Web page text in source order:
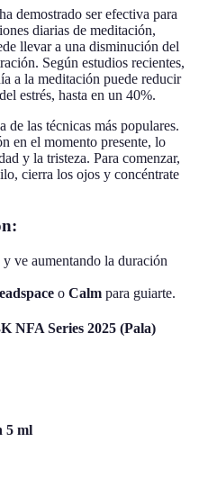
demostrado ser efectiva para
diarias de meditación,
llevar a una disminución del
Según estudios recientes,
a la meditación puede reducir
estrés, hasta en un 40%.
de las técnicas más populares.
en el momento presente, lo
y la tristeza. Para comenzar,
cierra los ojos y concéntrate
ve aumentando la duración
o Calm para guiarte.
NFA Series 2025 (Pala)
5 ml